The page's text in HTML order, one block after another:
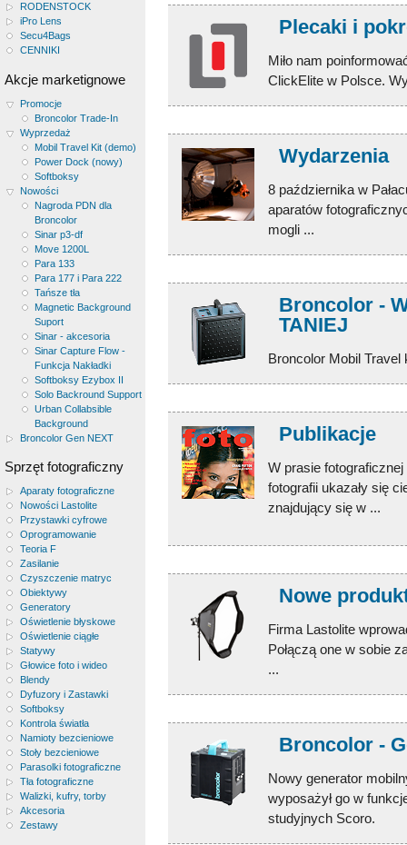
RODENSTOCK
iPro Lens
Secu4Bags
CENNIKI
Akcje marketignowe
Promocje
Broncolor Trade-In
Wyprzedaż
Mobil Travel Kit (demo)
Power Dock (nowy)
Softboksy
Nowości
Nagroda PDN dla
Broncolor
Sinar p3-df
Move 1200L
Para 133
Para 177 i Para 222
Tańsze tła
Magnetic Background
Suport
Sinar - akcesoria
Sinar Capture Flow -
Funkcja Nakładki
Softboksy Ezybox II
Solo Backround Support
Urban Collabsible
Background
Broncolor Gen NEXT
Sprzęt fotograficzny
Aparaty fotograficzne
Nowości Lastolite
Przystawki cyfrowe
Oprogramowanie
Teoria F
Zasilanie
Czyszczenie matryc
Obiektywy
Generatory
Oświetlenie błyskowe
Oświetlenie ciągłe
Statywy
Głowice foto i wideo
Blendy
Dyfuzory i Zastawki
Softboksy
Kontrola światła
Namioty bezcieniowe
Stoły bezcieniowe
Parasolki fotograficzne
Tła fotograficzne
Walizki, kufry, torby
Akcesoria
Zestawy
Plecaki i
Miło nam
ClickElite w Polsce.
Wydarzenia
8 października w
aparatów
mogli ...
Broncolor -
TANIEJ
Broncolor Mobil
Publikacje
W prasie
fotografii ukazały się
znajdujący się w ...
Nowe
Firma Lastolite
Połączą one w sobie
...
Broncolor -
Nowy generator
wyposażył go w
studyjnych Scoro.